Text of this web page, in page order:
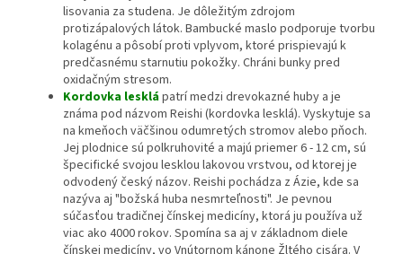
lisovania za studena. Je dôležitým zdrojom
protizápalových látok. Bambucké maslo podporuje tvorbu
kolagénu a pôsobí proti vplyvom, ktoré prispievajú k
predčasnému starnutiu pokožky. Chráni bunky pred
oxidačným stresom.
Kordovka lesklápatrí medzi drevokazné huby a je
známa pod názvom Reishi (kordovka lesklá). Vyskytuje sa
na kmeňoch väčšinou odumretých stromov alebo pňoch.
Jej plodnice sú polkruhovité a majú priemer 6 - 12 cm, sú
špecifické svojou lesklou lakovou vrstvou, od ktorej je
odvodený český názov. Reishi pochádza z Ázie, kde sa
nazýva aj "božská huba nesmrteľnosti". Je pevnou
súčasťou tradičnej čínskej medicíny, ktorá ju používa už
viac ako 4000 rokov. Spomína sa aj v základnom diele